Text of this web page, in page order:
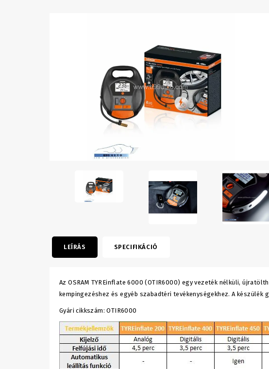
LEÍRÁS SPECIFIKÁCIÓ
Az OSRAM TYREinflate 6000 (OTIR6000) egy vezeték nélküli,
kempingezéshez és egyéb szabadtéri tevékenységekhez. A
Gyári cikkszám: OTIR6000